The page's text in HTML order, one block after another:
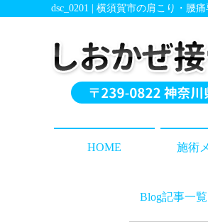
dsc_0201 | 横須賀市の肩こり・腰
HOME 施術
Blog記事一覧